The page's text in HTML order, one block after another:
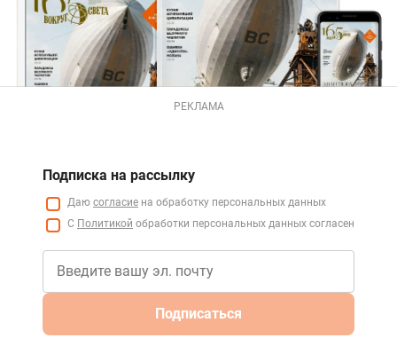
РЕКЛАМА
Подписка на рассылку
Даю согласие на обработку персональных данных
С Политикой обработки персональных данных согласен
Подписаться